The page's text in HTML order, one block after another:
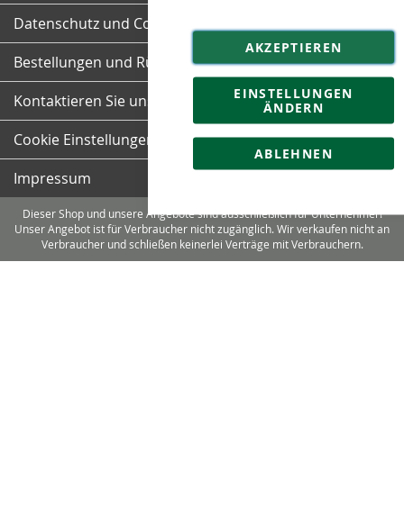
AKZEPTIEREN
EINSTELLUNGEN
ÄNDERN
ABLEHNEN
Datenschutz und Cookie-Richtlinien
Bestellungen und Rücksendungen
Kontaktieren Sie uns
Cookie Einstellungen
Impressum
Dieser Shop und unsere Angebote sind ausschließlich für Unternehmer!
Unser Angebot ist für Verbraucher nicht zugänglich. Wir verkaufen nicht an
Verbraucher und schließen keinerlei Verträge mit Verbrauchern.